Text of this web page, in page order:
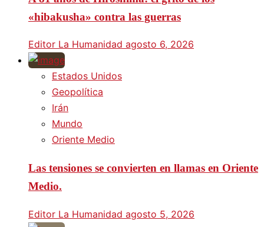
«hibakusha» contra las guerras
Editor La Humanidad agosto 6, 2026
Estados Unidos
Geopolítica
Irán
Mundo
Oriente Medio
Las tensiones se convierten en llamas en Oriente
Medio.
Editor La Humanidad agosto 5, 2026